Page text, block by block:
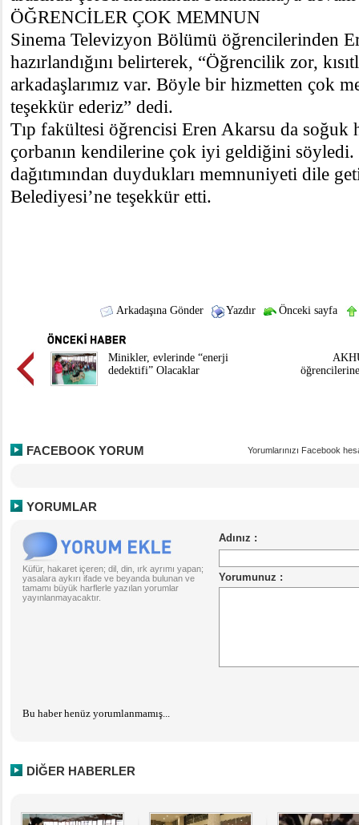
ÖĞRENCİLER ÇOK MEMNUN
Sinema Televizyon Bölümü öğrencilerinden
hazırlandığını belirterek, “Öğrencilik zor,
arkadaşlarımız var. Böyle bir hizmetten çok
teşekkür ederiz” dedi.
Tıp fakültesi öğrencisi Eren Akarsu da soğuk
çorbanın kendilerine çok iyi geldiğini
dağıtımından duydukları memnuniyeti dile
Belediyesi’ne teşekkür etti.
Arkadaşına Gönder Yazdır Önceki sayfa
Minikler, evlerinde “enerji
dedektifi” Olacaklar
FACEBOOK YORUM Yorumlarınızı Facebook
YORUMLAR
Küfür, hakaret içeren; dil, din, ırk ayrımı yapan;
yasalara aykırı ifade ve beyanda bulunan ve
tamamı büyük harflerle yazılan yorumlar
yayınlanmayacaktır.
Bu haber henüz yorumlanmamış...
DİĞER HABERLER